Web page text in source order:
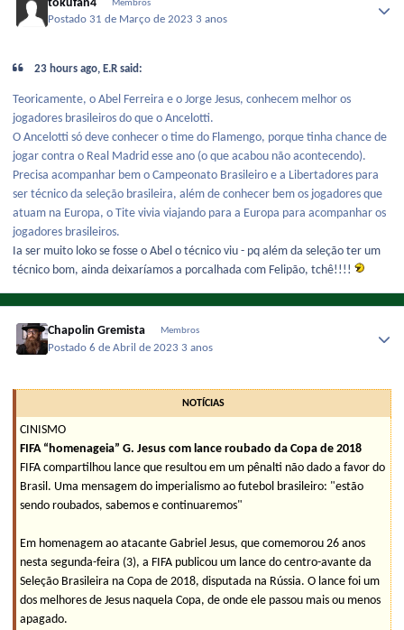
tokufan4 Membros
Postado 31 de Março de 2023 3 anos
23 hours ago, E.R said:
Teoricamente, o Abel Ferreira e o Jorge Jesus, conhecem melhor os
jogadores brasileiros do que o Ancelotti.
O Ancelotti só deve conhecer o time do Flamengo, porque tinha chance de
jogar contra o Real Madrid esse ano (o que acabou não acontecendo).
Precisa acompanhar bem o Campeonato Brasileiro e a Libertadores para
ser técnico da seleção brasileira, além de conhecer bem os jogadores que
atuam na Europa, o Tite vivia viajando para a Europa para acompanhar os
jogadores brasileiros.
Ia ser muito loko se fosse o Abel o técnico viu - pq além da seleção ter um
técnico bom, ainda deixaríamos a porcalhada com Felipão, tchê!!!!
Chapolin Gremista Membros
Postado6 de Abril de 2023 3 anos
NOTÍCIAS
CINISMO
FIFA “homenageia” G. Jesus com lance roubado da Copa de 2018
FIFA compartilhou lance que resultou em um pênalti não dado a favor do
Brasil. Uma mensagem do imperialismo ao futebol brasileiro: "estão
sendo roubados, sabemos e continuaremos"
Em homenagem ao atacante Gabriel Jesus, que comemorou 26 anos
nesta segunda-feira (3), a FIFA publicou um lance do centro-avante da
Seleção Brasileira na Copa de 2018, disputada na Rússia. O lance foi um
dos melhores de Jesus naquela Copa, de onde ele passou mais ou menos
apagado.